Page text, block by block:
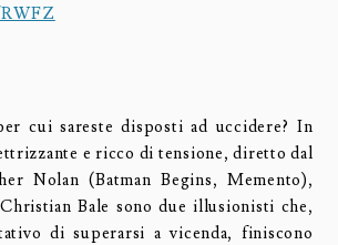
cui sareste disposti ad uccidere? In
e ricco di tensione, diretto dal
Nolan (Batman Begins, Memento),
Bale sono due illusionisti che,
di superarsi a vicenda, finiscono